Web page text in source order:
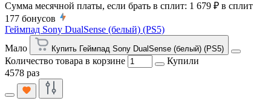
Сумма месячной платы, если брать в сплит: 1 679 ₽ в сплит
177 бонусов
Геймпад Sony DualSense (белый) (PS5)
Мало
Купить Геймпад Sony DualSense (белый) (PS5)
Количество товара в корзине
Купили
4578 раз